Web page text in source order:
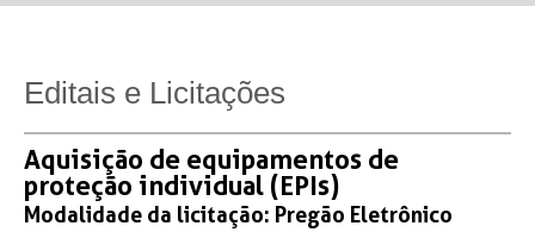
Editais e Licitações
Aquisição de equipamentos de
proteção individual (EPIs)
Modalidade da licitação: Pregão Eletrônico